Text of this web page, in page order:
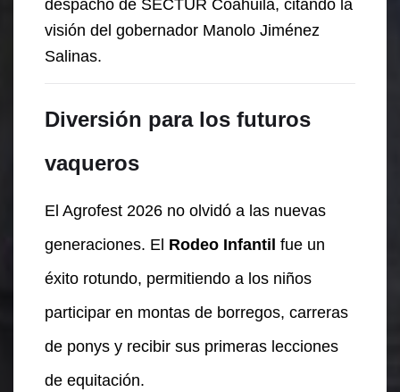
despacho de SECTUR Coahuila, citando la
visión del gobernador Manolo Jiménez
Salinas.
Diversión para los futuros
vaqueros
El Agrofest 2026 no olvidó a las nuevas
generaciones. El Rodeo Infantil fue un
éxito rotundo, permitiendo a los niños
participar en montas de borregos, carreras
de ponys y recibir sus primeras lecciones
de equitación.